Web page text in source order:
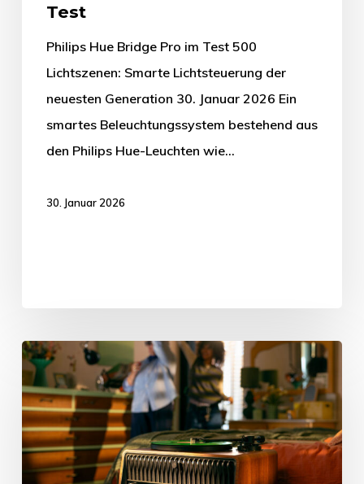
Test
Philips Hue Bridge Pro im Test 500
Lichtszenen: Smarte Lichtsteuerung der
neuesten Generation 30. Januar 2026 Ein
smartes Beleuchtungssystem bestehend aus
den Philips Hue-Leuchten wie…
30. Januar 2026